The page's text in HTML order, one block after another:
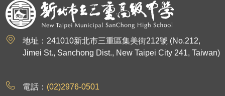
地址：241010新北市三重區集美街212號 (No.212,
Jimei St., Sanchong Dist., New Taipei City 241, Taiwan)
電話： (02)2976-0501